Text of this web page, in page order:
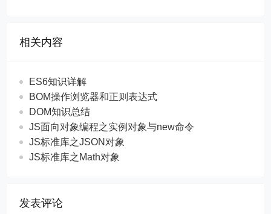
相关内容
ES6知识详解
BOM操作浏览器和正则表达式
DOM知识总结
JS面向对象编程之实例对象与new命令
JS标准库之JSON对象
JS标准库之Math对象
发表评论